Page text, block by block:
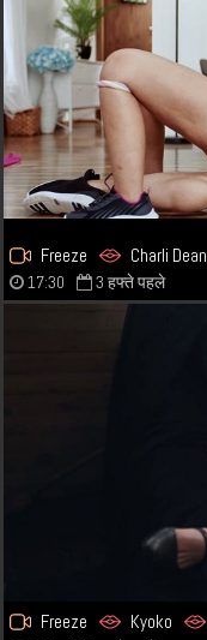
Freeze Charli Dean
17:30 3 हफ्ते पहले
Freeze Kyoko